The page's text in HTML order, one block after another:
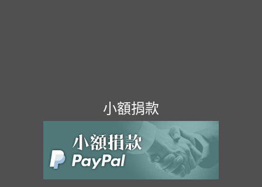
小額捐款